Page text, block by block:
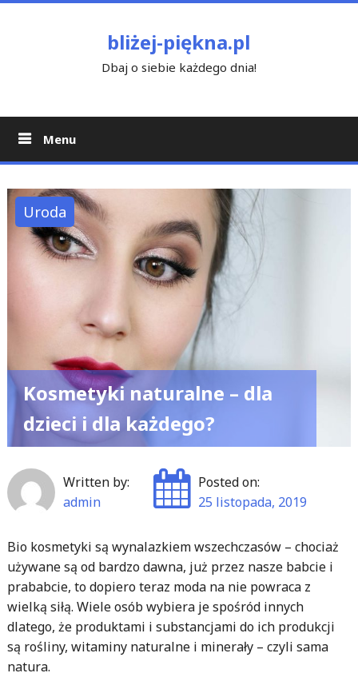
bliżej-piękna.pl
Dbaj o siebie każdego dnia!
Menu
Uroda
Kosmetyki naturalne – dla
dzieci i dla każdego?
Written by:
admin
Posted on:
25 listopada, 2019
Bio kosmetyki są wynalazkiem wszechczasów – chociaż
używane są od bardzo dawna, już przez nasze babcie i
prababcie, to dopiero teraz moda na nie powraca z
wielką siłą. Wiele osób wybiera je spośród innych
dlatego, że produktami i substancjami do ich produkcji
są rośliny, witaminy naturalne i minerały – czyli sama
natura.